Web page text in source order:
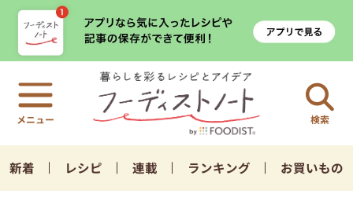
検索
新着 レシピ 連載 ランキング お買いもの